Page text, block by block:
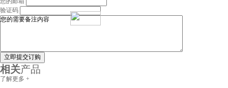
验证码
立即提交订购
相关产品
了解更多 +